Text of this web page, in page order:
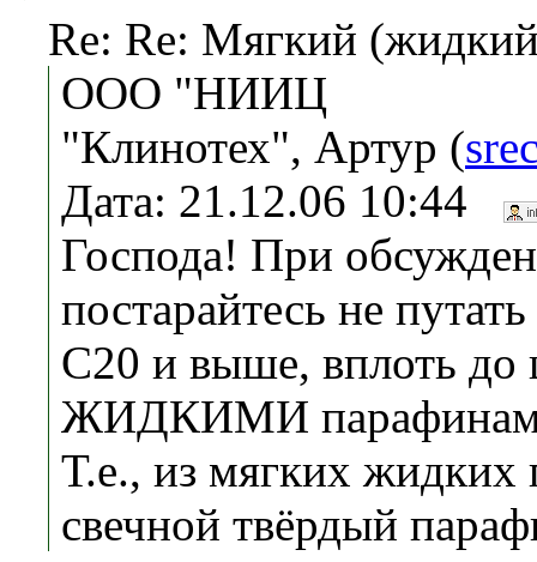
Re: Re: Мягкий
ООО "НИИЦ
"Клинотех", Артур (
Дата: 21.12.06 10:44
Господа! При
постарайтесь не
С20 и выше, вплоть до
ЖИДКИМИ
Т.е., из мягких жидких
свечной твёрдый